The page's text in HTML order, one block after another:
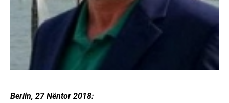
Berlin, 27 Nëntor 2018: